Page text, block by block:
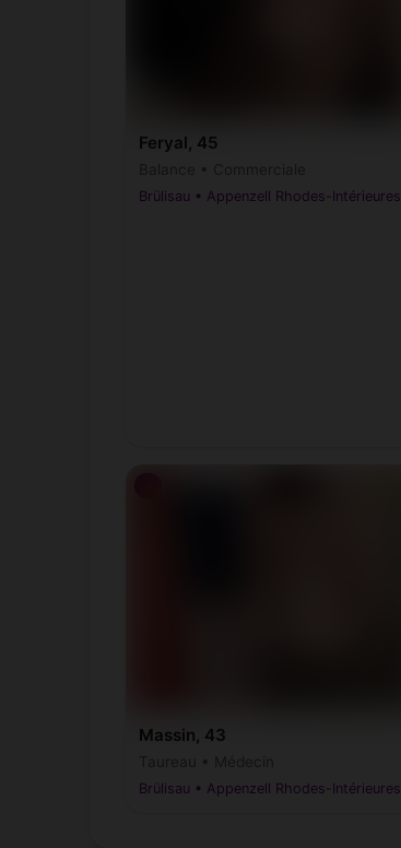
Feryal, 45
Brülisau • Appenzell Rhodes-Intérieures
Massin, 43
Brülisau • Appenzell Rhodes-Intérieures